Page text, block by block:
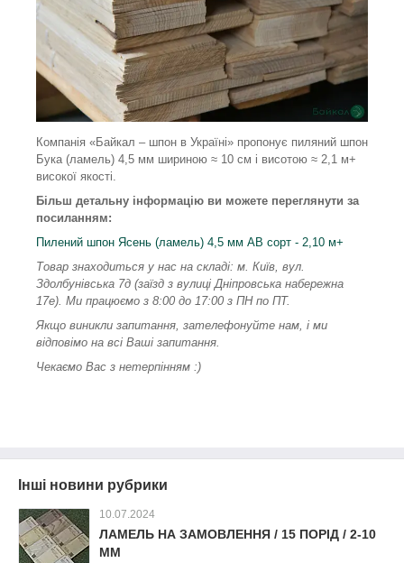
Компанія «Байкал ‒ шпон в Україні» пропонує пиляний шпон
Бука (ламель) 4,5 мм шириною ≈ 10 см і висотою ≈ 2,1 м+
високої якості.
Більш детальну інформацію ви можете переглянути за
посиланням:
Пилений шпон Ясень (ламель) 4,5 мм АВ сорт - 2,10 м+
Товар знаходиться у нас на складі: м. Київ, вул.
Здолбунівська 7д (заїзд з вулиці Дніпровська набережна
17е). Ми працюємо з 8:00 до 17:00 з ПН по ПТ.
Якщо виникли запитання, зателефонуйте нам, і ми
відповімо на всі Ваші запитання.
Чекаємо Вас з нетерпінням :)
Інші новини рубрики
10.07.2024
ЛАМЕЛЬ НА ЗАМОВЛЕННЯ / 15 ПОРІД / 2-10
ММ